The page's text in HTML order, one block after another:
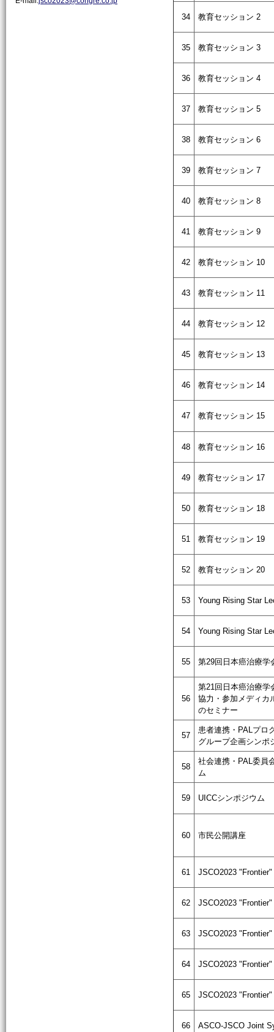
34 教育セッション 2
35 教育セッション 3
36 教育セッション 4
37 教育セッション 5
38 教育セッション 6
39 教育セッション 7
40 教育セッション 8
41 教育セッション 9
42 教育セッション 10
43 教育セッション 11
44 教育セッション 12
45 教育セッション 13
46 教育セッション 14
47 教育セッション 15
48 教育セッション 16
49 教育セッション 17
50 教育セッション 18
51 教育セッション 19
52 教育セッション 20
53 Young Rising Star
54 Young Rising Star
55 第29回日本癌治療学
56
第21回日本癌治療学
協力・参加メディカ
のセミナー
57
患者連携・PALプロ
グループ企画シンポ
58
社会連携・PAL委員
ム
59 UICCシンポジウム
60 市民公開講座
61 JSCO2023 "Frontier"
62 JSCO2023 "Frontier"
63 JSCO2023 "Frontier"
64 JSCO2023 "Frontier"
65 JSCO2023 "Frontier"
66 ASCO-JSCO Joint